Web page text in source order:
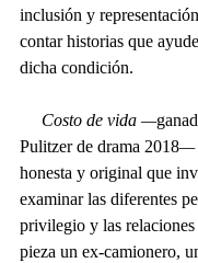
inclusión y
contar historias que
dicha condición.
Costo de vida —
Pulitzer de drama 2018—
honesta y original que
examinar las diferentes
privilegio y las relaciones
pieza un ex-camionero,